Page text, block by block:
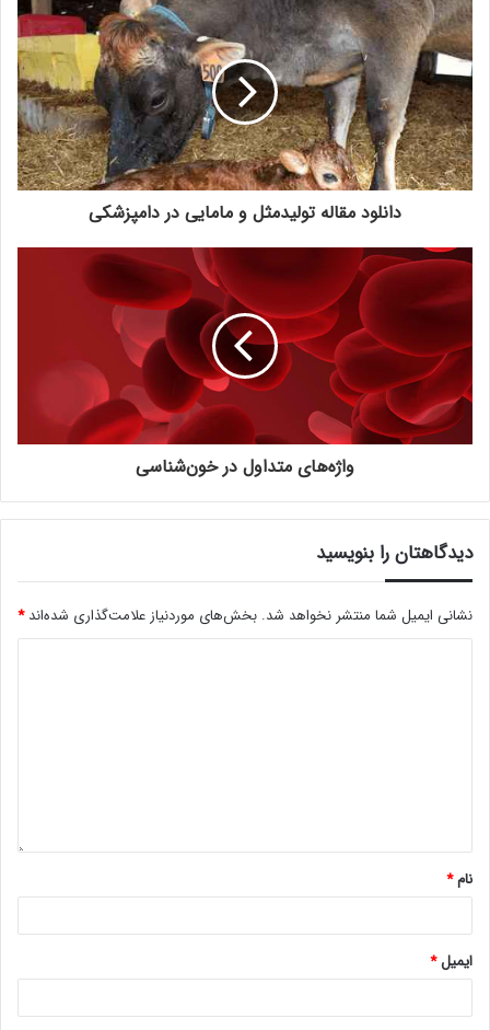
دانلود مقاله تولیدمثل و مامایی در دامپزشکی
واژه‌های متداول در خون‌شناسی
دیدگاهتان را بنویسید
نشانی ایمیل شما منتشر نخواهد شد. بخش‌های موردنیاز علامت‌گذاری شده‌اند*
نام*
ایمیل*